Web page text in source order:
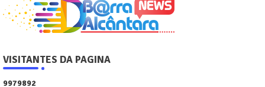
VISITANTES DA PAGINA
9979892